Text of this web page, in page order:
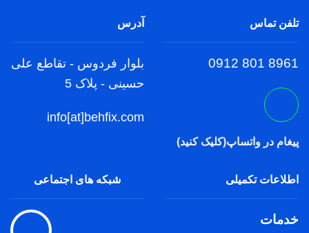
تلفن تماس
8961 801 0912
پیغام در واتساپ(کلیک کنید)
آدرس
بلوار فردوس - تقاطع علی
حسینی - پلاک 5
info[at]behfix.com
اطلاعات تکمیلی
خدمات
شبکه های اجتماعی